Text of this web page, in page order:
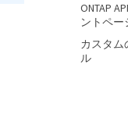
ONTAP
ントペー
カスタム
ル